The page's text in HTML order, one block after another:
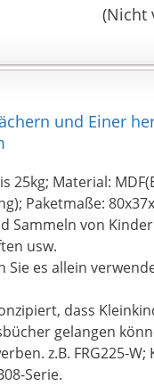
des
(Nicht
und Einer
25kg; Material:
Paketmaße:
Sammeln von
usw.
Sie es allein
dass
gelangen
z.B. FRG225-W;
Serie.